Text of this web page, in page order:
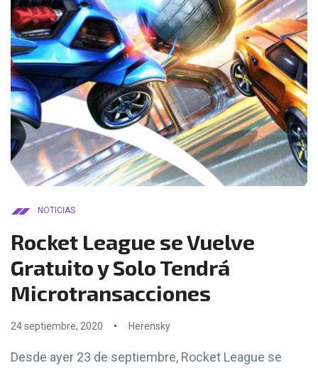
NOTICIAS
Rocket League se Vuelve
Gratuito y Solo Tendrá
Microtransacciones
24 septiembre, 2020 Herensky
Desde ayer 23 de septiembre, Rocket League se